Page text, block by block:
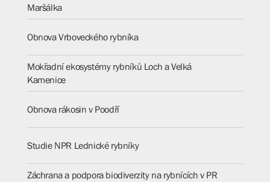
Maršálka
Obnova Vrboveckého rybníka
Mokřadní ekosystémy rybníků Loch a Velká
Kamenice
Obnova rákosin v Poodří
Studie NPR Lednické rybníky
Záchrana a podpora biodiverzity na rybnících v PR